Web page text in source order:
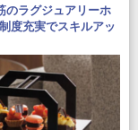
ラグジュアリーホ
度充実でスキルアッ